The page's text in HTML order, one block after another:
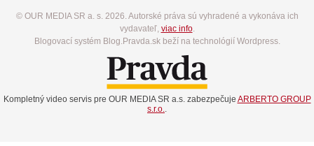
© OUR MEDIA SR a. s. 2026. Autorské práva sú vyhradené a vykonáva ich
vydavateľ, viac info.
Blogovací systém Blog.Pravda.sk beží na technológií Wordpress.
Kompletný video servis pre OUR MEDIA SR a.s. zabezpečuje ARBERTO GROUP
s.r.o..